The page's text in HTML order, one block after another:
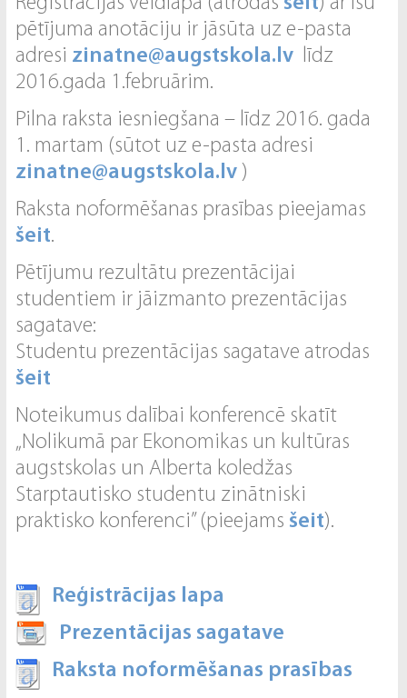
pētījuma anotāciju ir jāsūta uz e-pasta
adresi zinatne@augstskola.lv līdz
2016.gada 1.februārim.
Pilna raksta iesniegšana – līdz 2016. gada
1. martam (sūtot uz e-pasta adresi
zinatne@augstskola.lv )
Raksta noformēšanas prasības pieejamas
šeit.
Pētījumu rezultātu prezentācijai
studentiem ir jāizmanto prezentācijas
sagatave:
Studentu prezentācijas sagatave atrodas
šeit
Noteikumus dalībai konferencē skatīt
„Nolikumā par Ekonomikas un kultūras
augstskolas un Alberta koledžas
Starptautisko studentu zinātniski
praktisko konferenci” (pieejams šeit).
Reģistrācijas lapa
Prezentācijas sagatave
Raksta noformēšanas prasības